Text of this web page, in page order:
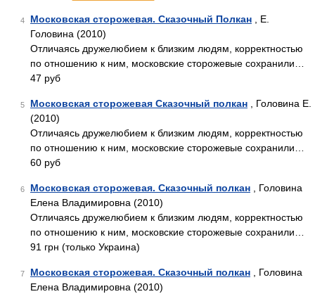
4 Московская сторожевая. Сказочный Полкан , Е.
Головина (2010)
Отличаясь дружелюбием к близким людям, корректностью
по отношению к ним, московские сторожевые сохранили…
47 руб
5 Московская сторожевая Сказочный полкан , Головина Е.
(2010)
Отличаясь дружелюбием к близким людям, корректностью
по отношению к ним, московские сторожевые сохранили…
60 руб
6 Московская сторожевая. Сказочный полкан , Головина
Елена Владимировна (2010)
Отличаясь дружелюбием к близким людям, корректностью
по отношению к ним, московские сторожевые сохранили…
91 грн (только Украина)
7 Московская сторожевая. Сказочный полкан , Головина
Елена Владимировна (2010)